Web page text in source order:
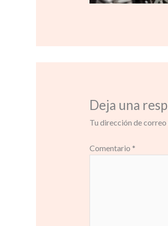
Deja una
Tu dirección de
Comentario *